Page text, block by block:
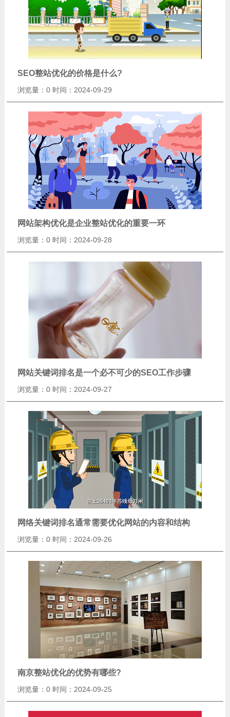
SEO整站优化的价格是什么?
浏览量：0 时间：2024-09-29
网站架构优化是企业整站优化的重要一环
浏览量：0 时间：2024-09-28
网站关键词排名是一个必不可少的SEO工作步骤
浏览量：0 时间：2024-09-27
网络关键词排名通常需要优化网站的内容和结构
浏览量：0 时间：2024-09-26
南京整站优化的优势有哪些?
浏览量：0 时间：2024-09-25